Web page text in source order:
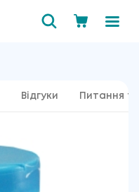
Відгуки Питання та